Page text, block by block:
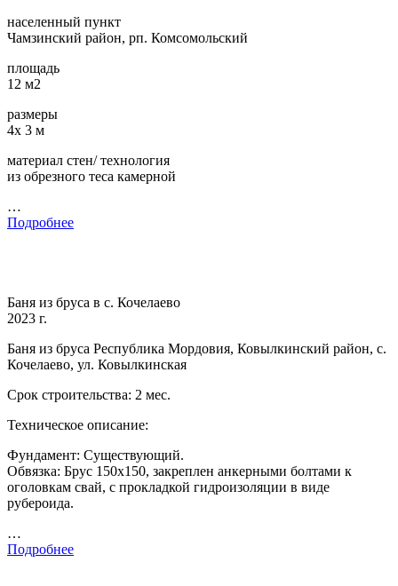
населенный пункт
Чамзинский район, рп. Комсомольский
площадь
12 м2
размеры
4х 3 м
материал стен/ технология
из обрезного теса камерной
…
Подробнее
Баня из бруса в с. Кочелаево
2023 г.
Баня из бруса Республика Мордовия, Ковылкинский район, с.
Кочелаево, ул. Ковылкинская
Срок строительства: 2 мес.
Техническое описание:
Фундамент: Существующий.
Обвязка: Брус 150х150, закреплен анкерными болтами к
оголовкам свай, с прокладкой гидроизоляции в виде
рубероида.
…
Подробнее